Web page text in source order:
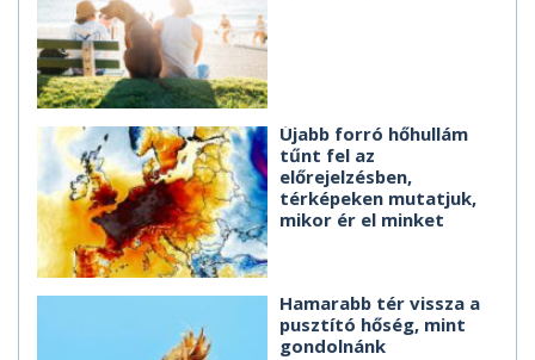
Újabb forró hőhullám
tűnt fel az
előrejelzésben,
térképeken mutatjuk,
mikor ér el minket
Hamarabb tér vissza a
pusztító hőség, mint
gondolnánk